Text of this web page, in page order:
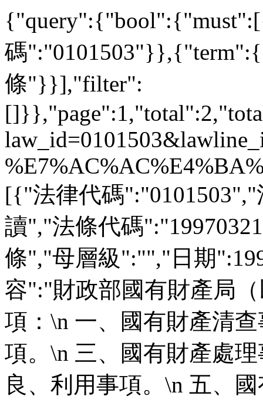
碼
條"}}],"filter":
[{"法律代碼
讀","法條代碼
條","母層級":"","日期
容":"財政部國有財產局
項：\n 一、國有財產清
項。\n 三、國有財產處
良、利用事項。\n 五、